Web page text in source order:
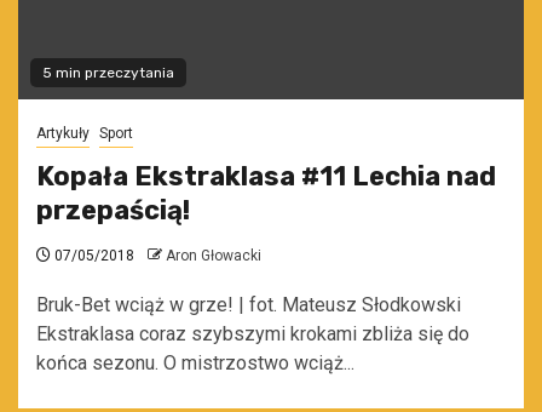
5 min przeczytania
Artykuły Sport
Kopała Ekstraklasa #11 Lechia nad
przepaścią!
07/05/2018 Aron Głowacki
Bruk-Bet wciąż w grze! | fot. Mateusz Słodkowski
Ekstraklasa coraz szybszymi krokami zbliża się do
końca sezonu. O mistrzostwo wciąż...